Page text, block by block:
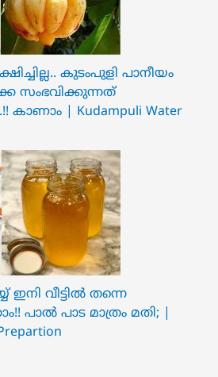
ക‍ു‌ടംപുളി പാനീയം
സംഭവിക്കുന്നത്
| Kudampuli Water
ഇനി വീട്ടിൽ തന്നെ
പാൽ പാട മാത്രം മതി; |